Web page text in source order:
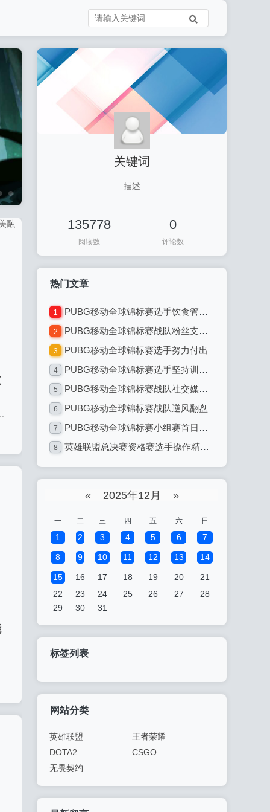
关键词
描述
135778
阅读数
0
评论数
热门文章
1 PUBG移动全球锦标赛选手饮食管理：专业电竞选手的饮食之道
2 PUBG移动全球锦标赛战队粉丝支持热情高涨
3 PUBG移动全球锦标赛选手努力付出
4 PUBG移动全球锦标赛选手坚持训练不懈
5 PUBG移动全球锦标赛战队社交媒体互动
6 PUBG移动全球锦标赛战队逆风翻盘
7 PUBG移动全球锦标赛小组赛首日：激烈对决引爆全球电竞热潮
8 英雄联盟总决赛资格赛选手操作精准无误：电竞巅峰的精准艺术
« 2025年12月 »
一 二 三 四 五 六 日
1 2 3 4 5 6 7
8 9 10 11 12 13 14
15 16 17 18 19 20
21
22
23 24 25 26 27
28
29
30 31
标签列表
网站分类
英雄联盟
王者荣耀
DOTA2
CSGO
无畏契约